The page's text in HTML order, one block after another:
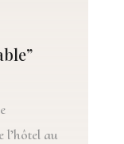
au